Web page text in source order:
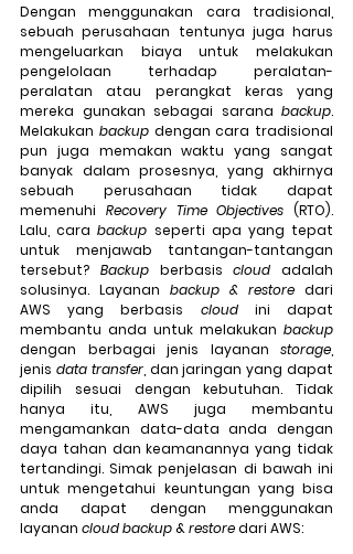
Dengan menggunakan cara tradisional,
sebuah perusahaan tentunya juga harus
mengeluarkan biaya untuk melakukan
pengelolaan terhadap peralatan-
peralatan atau perangkat keras yang
mereka gunakan sebagai sarana backup.
Melakukan backup dengan cara tradisional
pun juga memakan waktu yang sangat
banyak dalam prosesnya, yang akhirnya
sebuah perusahaan tidak dapat
memenuhi Recovery Time Objectives (RTO).
Lalu, cara backup seperti apa yang tepat
untuk menjawab tantangan-tantangan
tersebut? Backup berbasis cloud adalah
solusinya. Layanan backup & restore dari
AWS yang berbasis cloud ini dapat
membantu anda untuk melakukan backup
dengan berbagai jenis layanan storage
jenis data transfer, dan jaringan yang dapat
dipilih sesuai dengan kebutuhan. Tidak
hanya itu, AWS juga membantu
mengamankan data-data anda dengan
daya tahan dan keamanannya yang tidak
tertandingi. Simak penjelasan di bawah ini
untuk mengetahui keuntungan yang bisa
anda dapat dengan menggunakan
layanan cloudbackup & restore dari AWS: